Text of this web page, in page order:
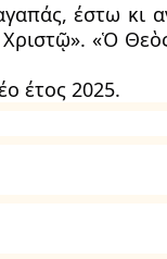
έστω κι
«Ὁ
έτος 2025.